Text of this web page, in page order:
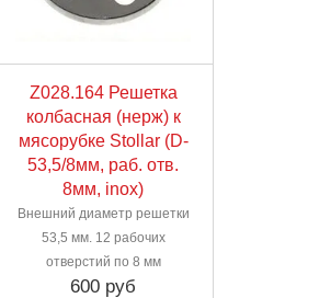
Z028.164 Решетка
колбасная (нерж) к
мясорубке Stollar (D-
53,5/8мм, раб. отв.
8мм, inox)
Внешний диаметр решетки
53,5 мм. 12 рабочих
отверстий по 8 мм
600 руб